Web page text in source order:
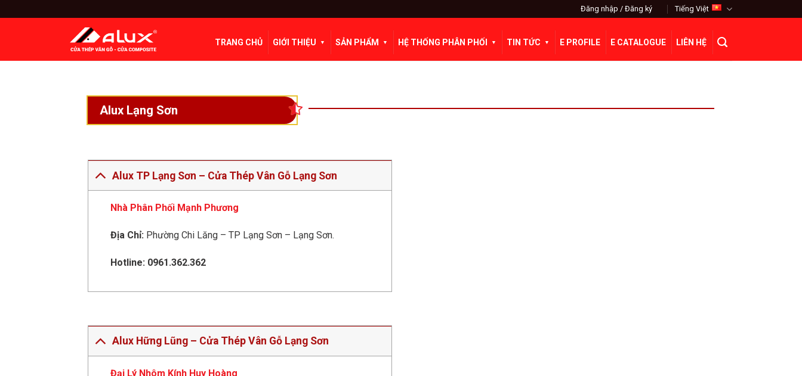
qua
Đăng nhập / Đăng ký Tiếng Việt
TRANG CHỦ GIỚI THIỆU SẢN PHẨM HỆ THỐNG PHÂN PHỐI TIN TỨC E PROFILE E CATALOGUE LIÊN HỆ
Alux Lạng Sơn
Alux TP Lạng Sơn – Cửa Thép Vân Gỗ Lạng Sơn
Nhà Phân Phối Mạnh Phương
Địa Chỉ: Phường Chi Lăng – TP Lạng Sơn – Lạng Sơn.
Hotline: 0961.362.362
Alux Hững Lũng – Cửa Thép Vân Gỗ Lạng Sơn
Đại Lý Nhôm Kính Huy Hoàng